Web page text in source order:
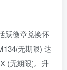
跃徽章兑换怀
无期限) 达
(无期限)。升